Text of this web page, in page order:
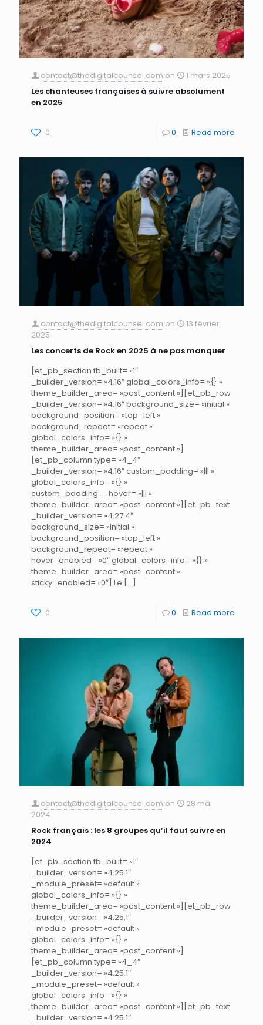
contact@thedigitalcounsel.com on
1 mars 2025
Les chanteuses françaises à suivre absolument
en 2025
0 0 Read more
contact@thedigitalcounsel.com on
13 février
2025
Les concerts de Rock en 2025 à ne pas manquer
[et_pb_section fb_built= »1″
_builder_version= »4.16″ global_colors_info= »{} »
theme_builder_area= »post_content »][et_pb_row
_builder_version= »4.16″ background_size= »initial »
background_position= »top_left »
background_repeat= »repeat »
global_colors_info= »{} »
theme_builder_area= »post_content »]
[et_pb_column type= »4_4″
_builder_version= »4.16″ custom_padding= »||| »
global_colors_info= »{} »
custom_padding__hover= »||| »
theme_builder_area= »post_content »][et_pb_text
_builder_version= »4.27.4″
background_size= »initial »
background_position= »top_left »
background_repeat= »repeat »
hover_enabled= »0″ global_colors_info= »{} »
theme_builder_area= »post_content »
sticky_enabled= »0″] Le […]
0 0 Read more
contact@thedigitalcounsel.com on
28 mai
2024
Rock français : les 8 groupes qu’il faut suivre en
2024
[et_pb_section fb_built= »1″
_builder_version= »4.25.1″
_module_preset= »default »
global_colors_info= »{} »
theme_builder_area= »post_content »][et_pb_row
_builder_version= »4.25.1″
_module_preset= »default »
global_colors_info= »{} »
theme_builder_area= »post_content »]
[et_pb_column type= »4_4″
_builder_version= »4.25.1″
_module_preset= »default »
global_colors_info= »{} »
theme_builder_area= »post_content »][et_pb_text
_builder_version= »4.25.1″